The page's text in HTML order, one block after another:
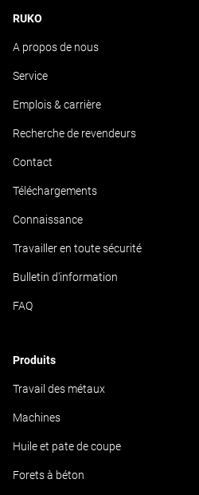
RUKO
A propos de nous
Service
Emplois & carrière
Recherche de revendeurs
Contact
Téléchargements
Connaissance
Travailler en toute sécurité
Bulletin d'information
FAQ
Produits
Travail des métaux
Machines
Huile et pate de coupe
Forets à béton